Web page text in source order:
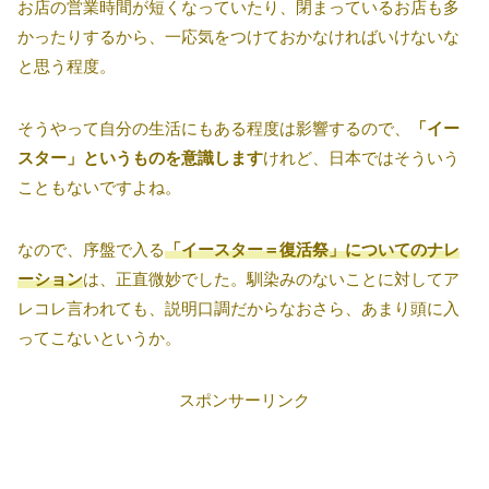
お店の営業時間が短くなっていたり、閉まっているお店も多
かったりするから、一応気をつけておかなければいけないな
と思う程度。
そうやって自分の生活にもある程度は影響するので、
「イー
スター」というものを意識しますけれど、日本ではそういう
こともないですよね。
なので、序盤で入る「イースター＝復活祭」についてのナレ
ーションは、正直微妙でした。馴染みのないことに対してア
レコレ言われても、説明口調だからなおさら、あまり頭に入
ってこないというか。
スポンサーリンク